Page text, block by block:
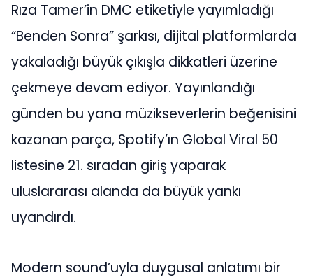
Rıza Tamer’in DMC etiketiyle yayımladığı
“Benden Sonra” şarkısı, dijital platformlarda
yakaladığı büyük çıkışla dikkatleri üzerine
çekmeye devam ediyor. Yayınlandığı
günden bu yana müzikseverlerin beğenisini
kazanan parça, Spotify’ın Global Viral 50
listesine 21. sıradan giriş yaparak
uluslararası alanda da büyük yankı
uyandırdı.
Modern sound’uyla duygusal anlatımı bir